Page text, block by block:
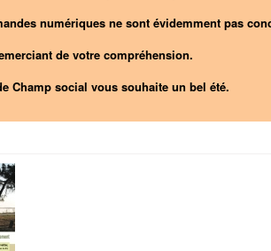
numériques ne sont évidemment pas
de votre compréhension.
Champ social vous souhaite un bel été.